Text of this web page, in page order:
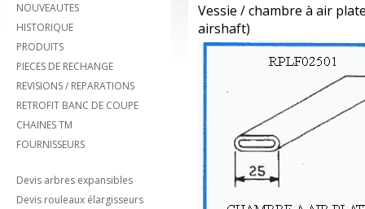
NOUVEAUTES
HISTORIQUE
PRODUITS
PIECES DE RECHANGE
REVISIONS / REPARATIONS
RETROFIT BANC DE COUPE
CHAINES TM
FOURNISSEURS
Devis arbres expansibles
Devis rouleaux élargisseurs
Vessie / chambre à air
airshaft)